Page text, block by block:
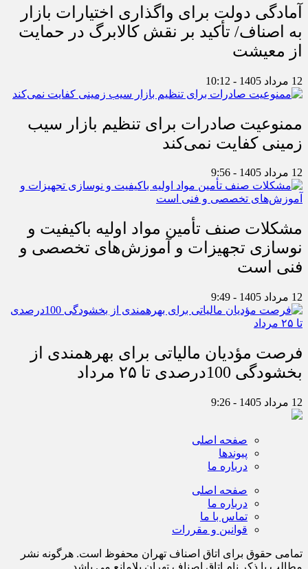
آمادگی دولت برای واگذاری اختیارات بازار
به اصناف/ تأکید بر نقش کالابرگ در حمایت
از معیشت
12 مرداد 1405 - 10:12
ممنوعیت صادرات برای تنظیم بازار سیب
زمینی کفایت نمی‌کند
12 مرداد 1405 - 9:56
مشکلات صنف تأمین مواد اولیه باکیفیت و
نوسازی تجهیزات و آموزش‌های تخصصی و
فنی است
12 مرداد 1405 - 9:49
فرصت مؤدیان مالیاتی برای بهره‎مندی از
بخشودگی 100درصدی تا ۲۵ مرداد
12 مرداد 1405 - 9:26
صفحه اصلی
پیوندها
درباره ما
صفحه اصلی
درباره ما
تماس با ما
قوانین و مقررات
تمامی حقوق برای اتاق اصناف تهران محفوظ است. هرگونه نشر
مطالب با ذكر نام اتاق اصناف تهران بلامانع مي باشد.